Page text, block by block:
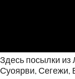
Здесь посылки из
Суоярви, Сегежи,